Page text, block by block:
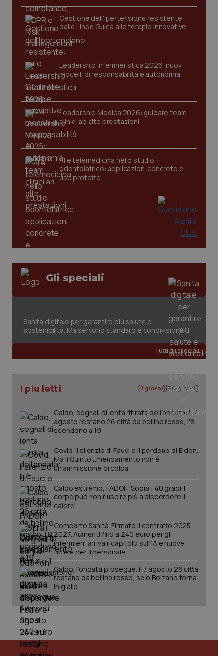
Gestione dell'Ipertensione resistente:
dalle Linee Guida alle terapie innovative
Leadership Infermieristica 2026: nuovi
modelli di responsabilità e autonomia
Leadership Medica 2026: guidare team
clinici ad alte prestazioni
AI e telemedicina nello studio
odontoiatrico: applicazioni concrete e
uso protetto
Gli speciali
Sanità digitale per garantire più salute e
sostenibilità. Ma servono standard e condivisione
Tutti gli speciali
I più letti [7 giorni] [30 giorni]
Caldo, segnali di lenta ritirata dell'ondata: il 7
agosto restano 26 città da bollino rosso, l'8
scendono a 19
Covid. Il silenzio di Fauci e il perdono di Biden.
Ma il Quinto Emendamento non è
un’ammissione di colpa
Caldo estremo, FADOI: “Sopra i 40 gradi il
corpo può non riuscire più a disperdere il
calore”
Comparto Sanità. Firmato il contratto 2025-
2027. Aumenti fino a 240 euro per gli
infermieri, arriva il capitolo sull'IA e nuove
tutele per il personale
Caldo, l’ondata prosegue. Il 7 agosto 26 città
restano da bollino rosso, solo Bolzano torna
in giallo
Nome
Fornitore/Dominio
VISITOR_PRIVACY_METADATA
YouTube
www.quotidianosanita.it
tracking-enable
www.quotidianosanita.it
_ga
Google LLC